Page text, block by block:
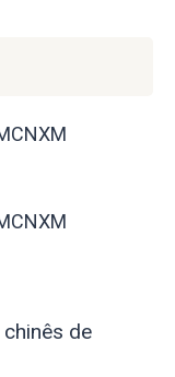
de